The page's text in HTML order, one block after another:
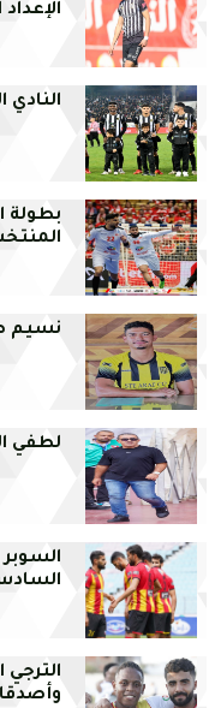
الإعداد
بطولة
نسيم
لطفي